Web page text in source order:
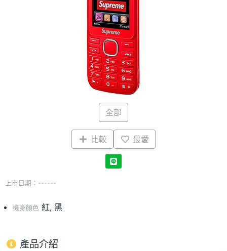
全部
比較 最愛
上市日期：------
機身顏色 紅, 黑
產品介紹